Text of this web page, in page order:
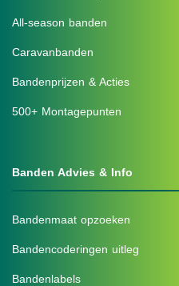
All-season banden
Caravanbanden
Bandenprijzen & Acties
500+ Montagepunten
Banden Advies & Info
Bandenmaat opzoeken
Bandencoderingen uitleg
Bandenlabels